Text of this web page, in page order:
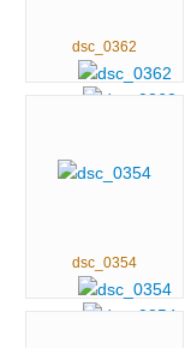
dsc_0362
dsc_0354